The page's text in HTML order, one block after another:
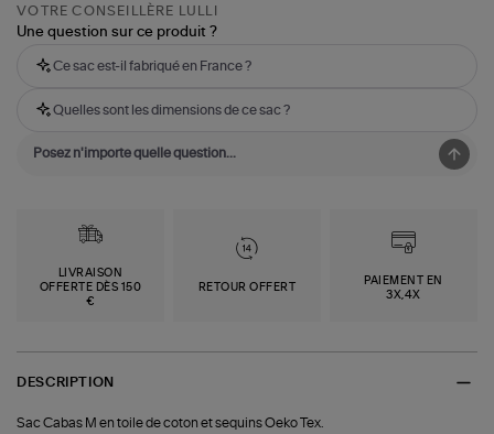
VOTRE CONSEILLÈRE LULLI
Une question sur ce produit ?
Ce sac est-il fabriqué en France ?
Quelles sont les dimensions de ce sac ?
LIVRAISON
OFFERTE DÈS 150
€
RETOUR OFFERT
PAIEMENT EN
3X,4X
DESCRIPTION
Sac Cabas M en toile de coton et sequins Oeko Tex.